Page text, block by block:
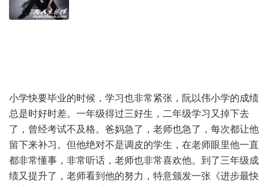
小学快要毕业的时候，学习也非常紧张，阮以伟小学的成绩
总是时好时差。一年级得过三好生，二年级学习又掉下去
了，曾经考试不及格。爸妈急了，老师也急了，每次都让他
留下来补习。但他绝对不是调皮的学生，在老师眼里他一直
都非常懂事，非常听话，老师也非常喜欢他。到了三年级成
绩又提升了，老师看到他的努力，特意颁发一张《进步最快